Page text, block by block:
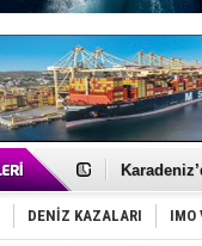
Yakıt
Tatil
Rusya,
Enejota
DENİZ KAZALARI IMO